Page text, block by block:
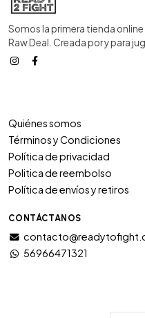
Somos la primera tienda
Raw Deal. Creada por y para
Quiénes somos
Términos y Condiciones
Política de privacidad
Politica de reembolso
Política de envíos y retiros
CONTÁCTANOS
56966471321